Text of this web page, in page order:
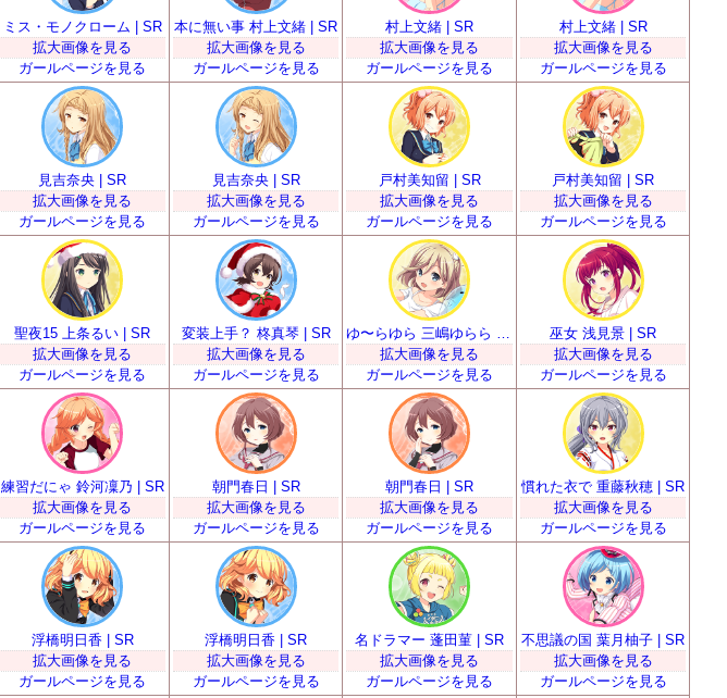
ミス・モノクローム | SR
拡大画像を見る
ガールページを見る
本に無い事 村上文緒 | SR
拡大画像を見る
ガールページを見る
村上文緒 | SR
拡大画像を見る
ガールページを見る
村上文緒 | SR
拡大画像を見る
ガールページを見る
見吉奈央 | SR
拡大画像を見る
ガールページを見る
見吉奈央 | SR
拡大画像を見る
ガールページを見る
戸村美知留 | SR
拡大画像を見る
ガールページを見る
戸村美知留 | SR
拡大画像を見る
ガールページを見る
聖夜15 上条るい | SR
拡大画像を見る
ガールページを見る
変装上手？ 柊真琴 | SR
拡大画像を見る
ガールページを見る
ゆ〜らゆら 三嶋ゆらら | SR
拡大画像を見る
ガールページを見る
巫女 浅見景 | SR
拡大画像を見る
ガールページを見る
練習だにゃ 鈴河凜乃 | SR
拡大画像を見る
ガールページを見る
朝門春日 | SR
拡大画像を見る
ガールページを見る
朝門春日 | SR
拡大画像を見る
ガールページを見る
慣れた衣で 重藤秋穂 | SR
拡大画像を見る
ガールページを見る
浮橋明日香 | SR
拡大画像を見る
ガールページを見る
浮橋明日香 | SR
拡大画像を見る
ガールページを見る
名ドラマー 蓬田菫 | SR
拡大画像を見る
ガールページを見る
不思議の国 葉月柚子 | SR
拡大画像を見る
ガールページを見る